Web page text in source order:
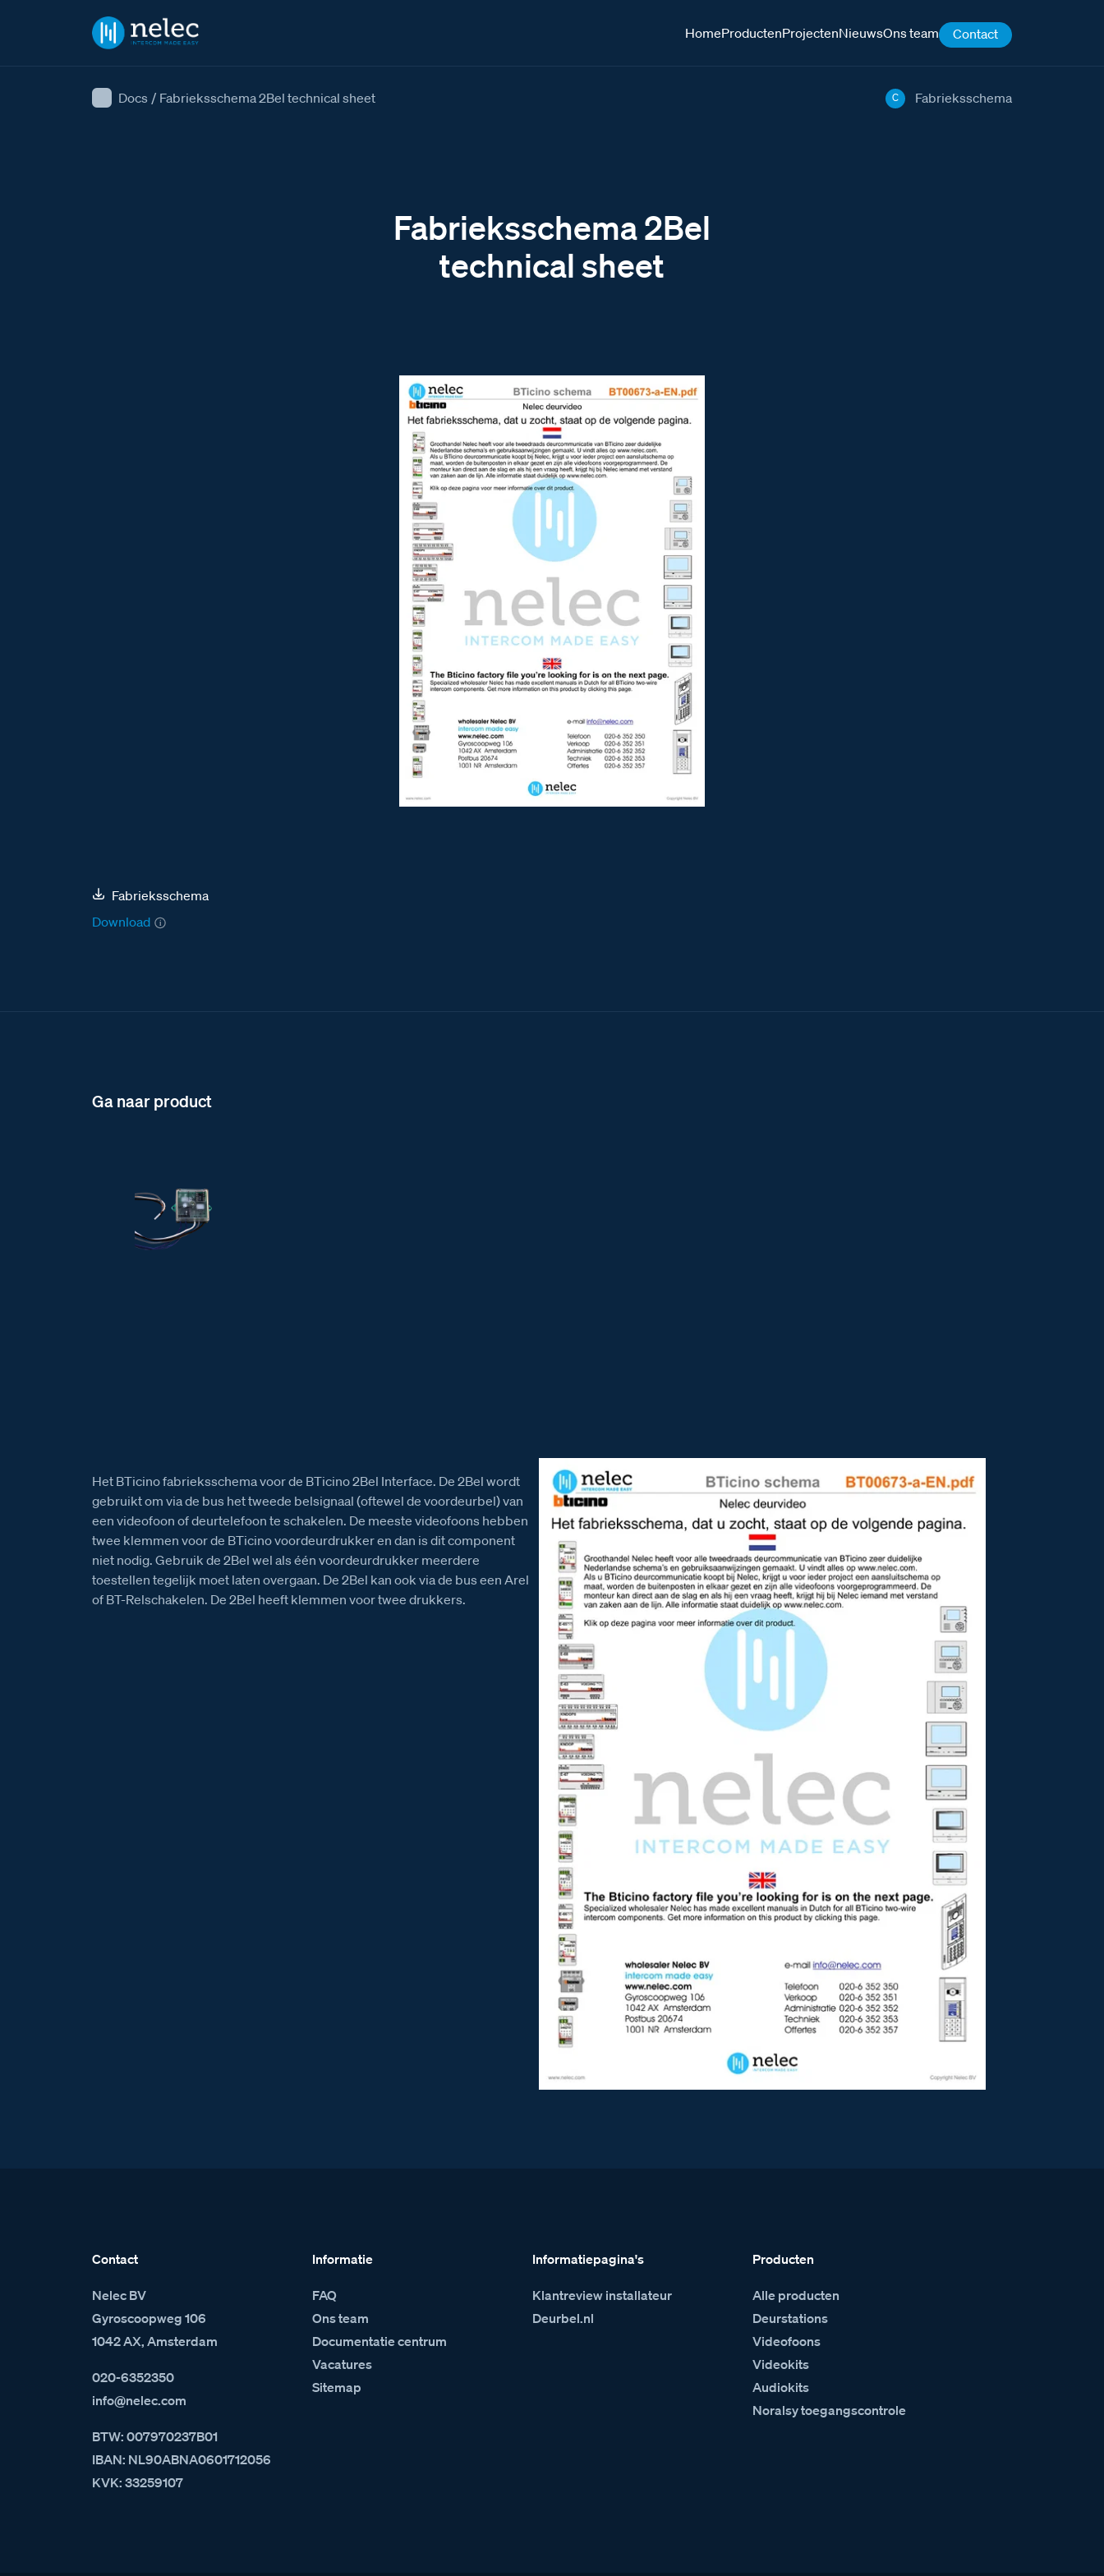
HomeProductenProjectenNieuwsOns team Contact
Docs / Fabrieksschema 2Bel technical sheet C Fabrieksschema
Fabrieksschema 2Bel
technical sheet
Fabrieksschema
Download
Ga naar product
Het BTicino fabrieksschema voor de BTicino 2Bel Interface. De 2Bel wordt
gebruikt om via de bus het tweede belsignaal (oftewel de voordeurbel) van
een videofoon of deurtelefoon te schakelen. De meeste videofoons hebben
twee klemmen voor de BTicino voordeurdrukker en dan is dit component
niet nodig. Gebruik de 2Bel wel als één voordeurdrukker meerdere
toestellen tegelijk moet laten overgaan. De 2Bel kan ook via de bus een Arel
of BT-Relschakelen. De 2Bel heeft klemmen voor twee drukkers.
Contact
Nelec BV
Gyroscoopweg 106
1042 AX, Amsterdam
020-6352350
info@nelec.com
BTW: 007970237B01
IBAN: NL90ABNA0601712056
KVK: 33259107
Informatie
FAQ
Ons team
Documentatie centrum
Vacatures
Sitemap
Informatiepagina's
Klantreview installateur
Deurbel.nl
Producten
Alle producten
Deurstations
Videofoons
Videokits
Audiokits
Noralsy toegangscontrole